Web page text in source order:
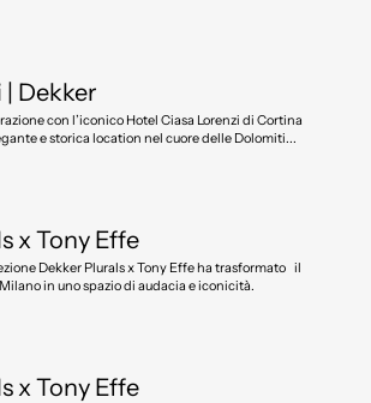
| Dekker
con l’iconico Hotel Ciasa Lorenzi di Cortina
e storica location nel cuore delle Dolomiti...
x Tony Effe
Dekker Plurals x Tony Effe ha trasformato il
in uno spazio di audacia e iconicità.
x Tony Effe